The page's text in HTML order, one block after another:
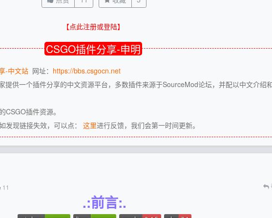
【点此注册或登陆】
CSGO插件分享-申明
-中文站网址： https://bbs.csgocn.net
提供一个插件分享的中文资源平台，多数插件来源于SourceMod论坛，并配以中文介绍
CSGO插件资源。
发现链接失效，可以点： 这里进行反馈，我们会第一时间更新。
11
.:前言:.